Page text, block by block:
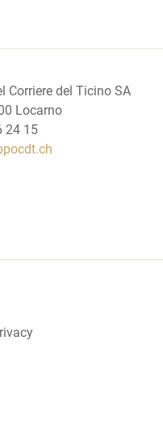
Corriere del Ticino SA
Locarno
24 15